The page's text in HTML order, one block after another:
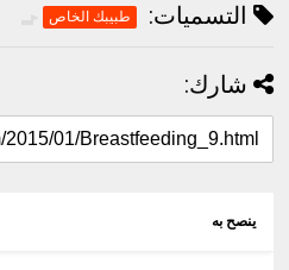
التسميات: طبيبك الخاص
شارك:
ينصح به